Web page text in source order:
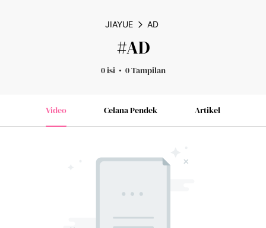
JIAYUE AD
#AD
0 isi 0 Tampilan
Video Celana Pendek Artikel